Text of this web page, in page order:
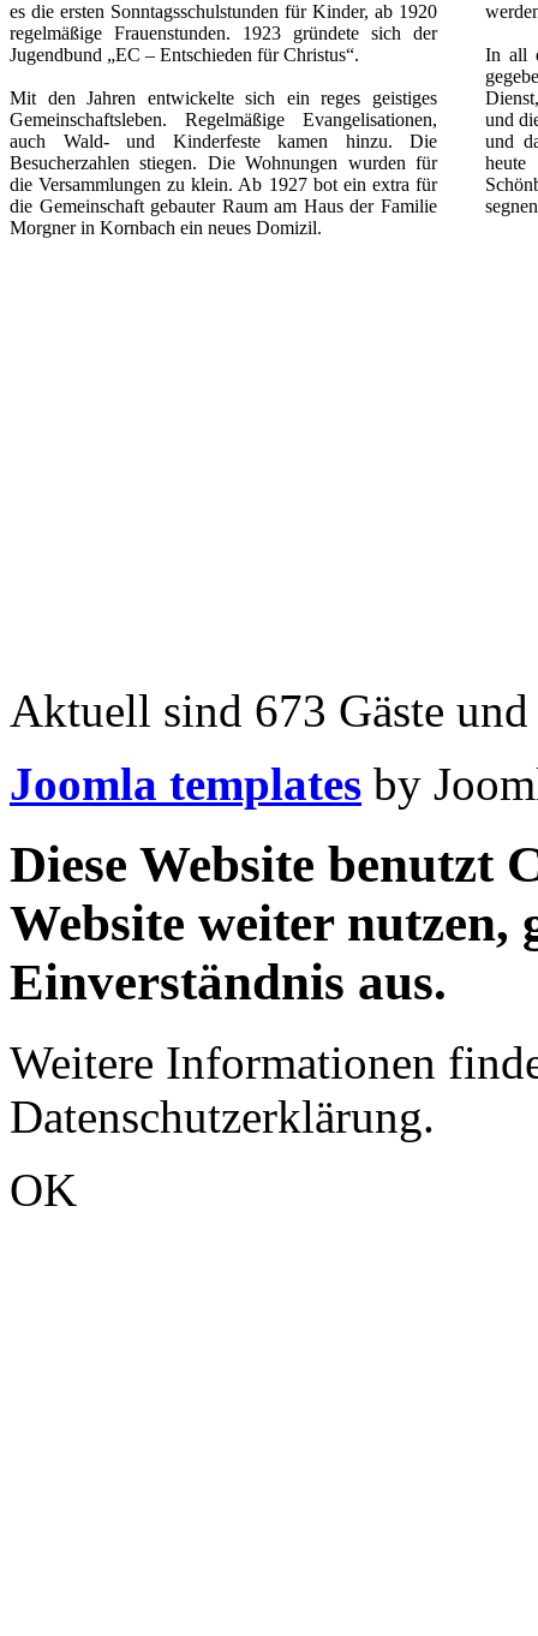
es die ersten Sonntagsschulstunden für Kinder, ab 1920
regelmäßige Frauenstunden. 1923 gründete sich der
Jugendbund „EC – Entschieden für Christus“.
Mit den Jahren entwickelte sich ein reges geistiges
Gemeinschaftsleben. Regelmäßige Evangelisationen,
auch Wald- und Kinderfeste kamen hinzu. Die
Besucherzahlen stiegen. Die Wohnungen wurden für
die Versammlungen zu klein. Ab 1927 bot ein extra für
die Gemeinschaft gebauter Raum am Haus der Familie
Morgner in Kornbach ein neues Domizil.
In all
und
und
Aktuell sind 673 Gäste
Joomla templates by
Diese Website benutzt
Website weiter nutzen,
Einverständnis aus.
Weitere Informationen
Datenschutzerklärung.
OK